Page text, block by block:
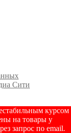
Сити
курсом
на товары у
запрос по email.